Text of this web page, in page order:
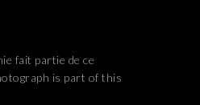
fait partie de ce
is part of this